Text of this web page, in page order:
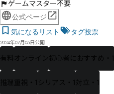
ゲームマスター不要
公式ページ
気になるリスト
タグ投票
2024年07月05日公開
有料 オンライン 初心者におすすめ・1
推理重視・1 シリアス・1 対立・1